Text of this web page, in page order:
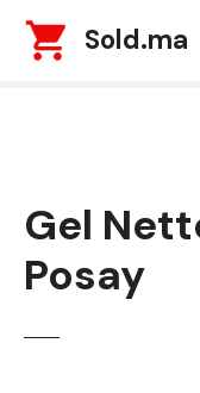
Sold.ma
Gel
Posay